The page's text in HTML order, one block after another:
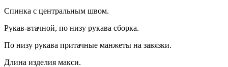
Спинка с центральным швом.
Рукав-втачной, по низу рукава сборка.
По низу рукава притачные манжеты на завязки.
Длина изделия макси.